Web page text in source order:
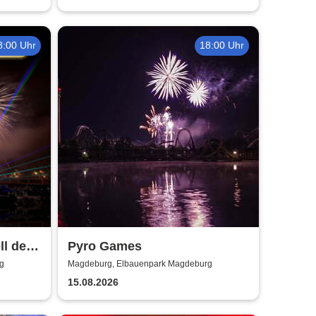
Uhr
der
18:00 Uhr
Pyro Games
Magdeburg, Elbauenpark Magdeburg
15.08.2026